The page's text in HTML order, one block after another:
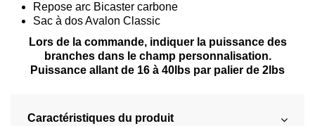
Repose arc Bicaster carbone
Sac à dos Avalon Classic
Lors de la commande, indiquer la puissance des
branches dans le champ personnalisation.
Puissance allant de 16 à 40lbs par palier de 2lbs
Caractéristiques du produit